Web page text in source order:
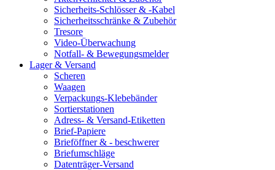
Sicherheits-Schlösser & -Kabel
Sicherheitsschränke & Zubehör
Tresore
Video-Überwachung
Notfall- & Bewegungsmelder
Lager & Versand
Scheren
Waagen
Verpackungs-Klebebänder
Sortierstationen
Adress- & Versand-Etiketten
Brief-Papiere
Brieföffner & - beschwerer
Briefumschläge
Datenträger-Versand